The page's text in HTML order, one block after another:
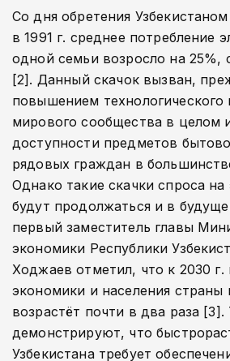
Со дня обретения
в 1991 г. среднее потребление
одной семьи возросло на 25%,
[2]. Данный скачок вызван,
повышением технологического
мирового сообщества в целом
доступности предметов
рядовых граждан в
Однако такие скачки спроса на
будут продолжаться и в
первый заместитель главы
экономики Республики
Ходжаев отметил, что к 2030 г.
экономики и населения страны
возрастёт почти в два раза [3].
демонстрируют, что
Узбекистана требует